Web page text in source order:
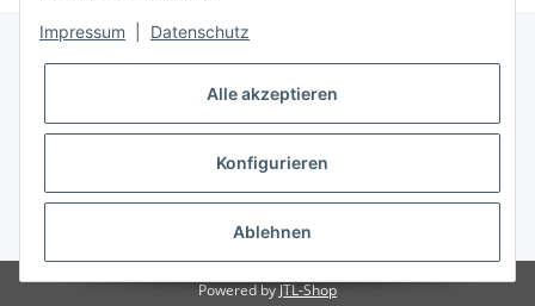
Gesetzliche Informationen
* Alle Preise inkl. gesetzlicher USt.
Powered byJTL-Shop
Impressum Datenschutz
Alle akzeptieren
Konfigurieren
Ablehnen